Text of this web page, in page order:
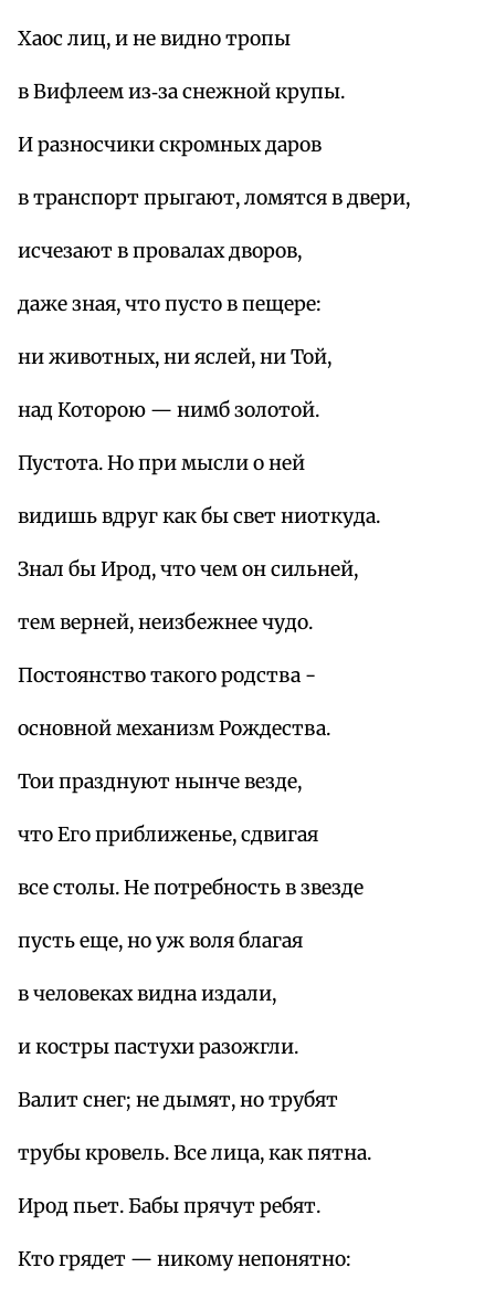
Хаос лиц, и не видно тропы
в Вифлеем из‑за снежной крупы.
И разносчики скромных даров
в транспорт прыгают, ломятся в двери,
исчезают в провалах дворов,
даже зная, что пусто в пещере:
ни животных, ни яслей, ни Той,
над Которою — нимб золотой.
Пустота. Но при мысли о ней
видишь вдруг как бы свет ниоткуда.
Знал бы Ирод, что чем он сильней,
тем верней, неизбежнее чудо.
Постоянство такого родства -
основной механизм Рождества.
Тои празднуют нынче везде,
что Его приближенье, сдвигая
все столы. Не потребность в звезде
пусть еще, но уж воля благая
в человеках видна издали,
и костры пастухи разожгли.
Валит снег; не дымят, но трубят
трубы кровель. Все лица, как пятна.
Ирод пьет. Бабы прячут ребят.
Кто грядет — никому непонятно: